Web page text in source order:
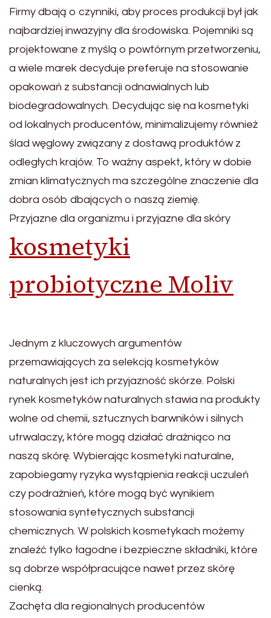
Firmy dbają o czynniki, aby proces produkcji był jak
najbardziej inwazyjny dla środowiska. Pojemniki są
projektowane z myślą o powtórnym przetworzeniu,
a wiele marek decyduje preferuje na stosowanie
opakowań z substancji odnawialnych lub
biodegradowalnych. Decydując się na kosmetyki
od lokalnych producentów, minimalizujemy również
ślad węglowy związany z dostawą produktów z
odległych krajów. To ważny aspekt, który w dobie
zmian klimatycznych ma szczególne znaczenie dla
dobra osób dbających o naszą ziemię.
Przyjazne dla organizmu i przyjazne dla skóry
kosmetyki
probiotyczne Moliv
Jednym z kluczowych argumentów
przemawiających za selekcją kosmetyków
naturalnych jest ich przyjazność skórze. Polski
rynek kosmetyków naturalnych stawia na produkty
wolne od chemii, sztucznych barwników i silnych
utrwalaczy, które mogą działać drażniąco na
naszą skórę. Wybierając kosmetyki naturalne,
zapobiegamy ryzyka wystąpienia reakcji uczuleń
czy podrażnień, które mogą być wynikiem
stosowania syntetycznych substancji
chemicznych. W polskich kosmetykach możemy
znaleźć tylko łagodne i bezpieczne składniki, które
są dobrze współpracujące nawet przez skórę
cienką.
Zachęta dla regionalnych producentów